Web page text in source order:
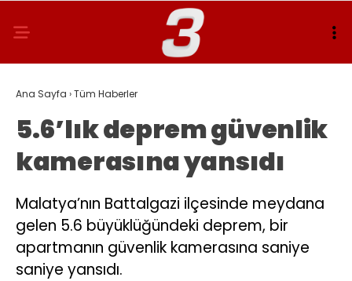
Ana Sayfa ›Tüm Haberler
5.6’lık deprem güvenlik
kamerasına yansıdı
Malatya’nın Battalgazi ilçesinde meydana
gelen 5.6 büyüklüğündeki deprem, bir
apartmanın güvenlik kamerasına saniye
saniye yansıdı.